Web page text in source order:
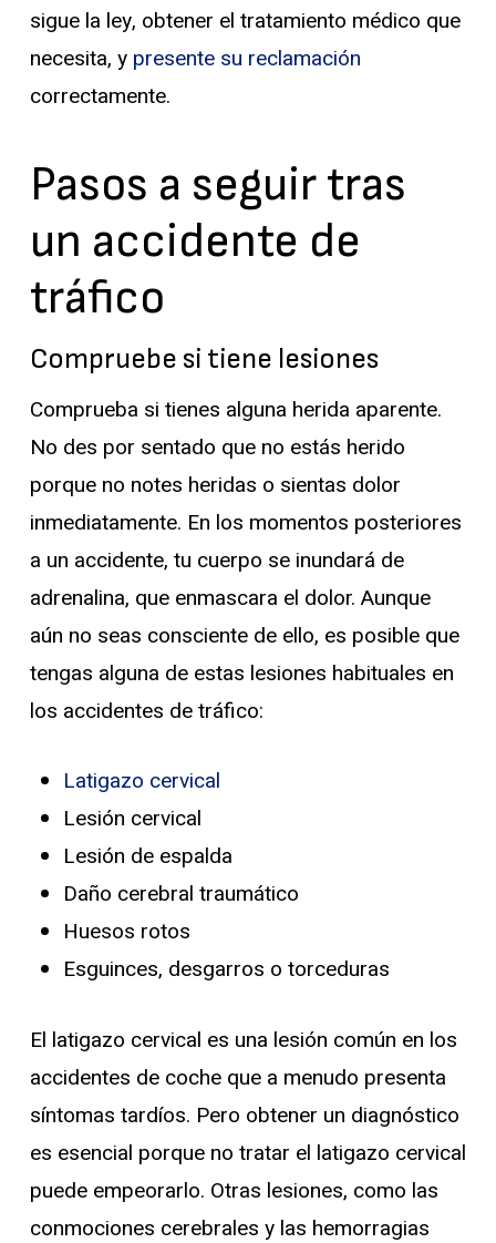
sigue la ley, obtener el tratamiento médico que
necesita, ypresente su reclamación
correctamente.
Pasos a seguir tras
un accidente de
tráfico
Compruebe si tiene lesiones
Comprueba si tienes alguna herida aparente.
No des por sentado que no estás herido
porque no notes heridas o sientas dolor
inmediatamente. En los momentos posteriores
a un accidente, tu cuerpo se inundará de
adrenalina, que enmascara el dolor. Aunque
aún no seas consciente de ello, es posible que
tengas alguna de estas lesiones habituales en
los accidentes de tráfico:
Latigazo cervical
Lesión cervical
Lesión de espalda
Daño cerebral traumático
Huesos rotos
Esguinces, desgarros o torceduras
El latigazo cervical es una lesión común en los
accidentes de coche que a menudo presenta
síntomas tardíos. Pero obtener un diagnóstico
es esencial porque no tratar el latigazo cervical
puede empeorarlo. Otras lesiones, como las
conmociones cerebrales y las hemorragias